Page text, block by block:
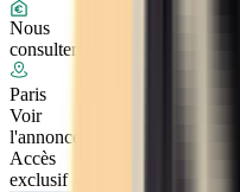
Nous
consulter
Paris
Voir
l'annonce
Accès
exclusif